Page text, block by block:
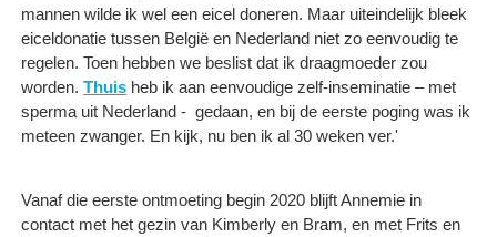
mannen wilde ik wel een eicel doneren. Maar uiteindelijk bleek
eiceldonatie tussen België en Nederland niet zo eenvoudig te
regelen. Toen hebben we beslist dat ik draagmoeder zou
worden. Thuis heb ik aan eenvoudige zelf-inseminatie – met
sperma uit Nederland - gedaan, en bij de eerste poging was ik
meteen zwanger. En kijk, nu ben ik al 30 weken ver.'
Vanaf die eerste ontmoeting begin 2020 blijft Annemie in
contact met het gezin van Kimberly en Bram, en met Frits en